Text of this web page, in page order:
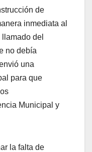
de
inmediata al
del
no debía
una
para que
Municipal y
la falta de